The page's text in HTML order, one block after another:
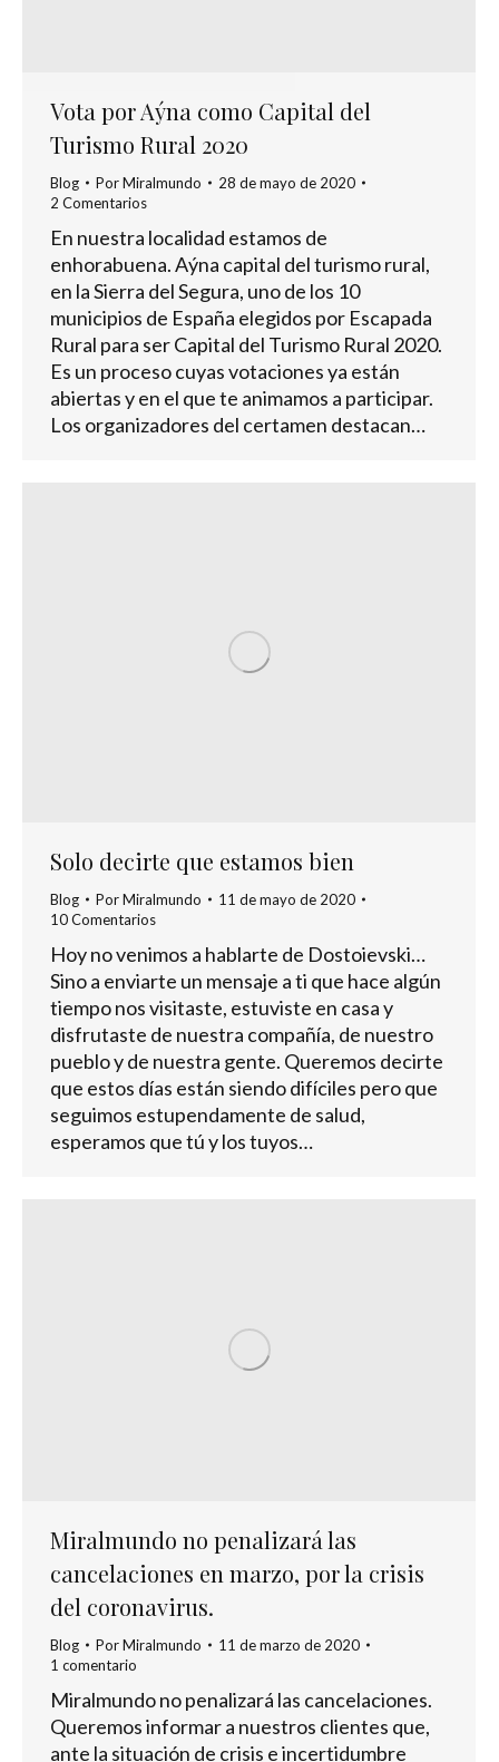
Vota por Aýna como Capital del
Turismo Rural 2020
Blog PorMiralmundo
28 de mayo de 2020
2 Comentarios
En nuestra localidad estamos de
enhorabuena. Aýna capital del turismo rural,
en la Sierra del Segura, uno de los 10
municipios de España elegidos por Escapada
Rural para ser Capital del Turismo Rural 2020.
Es un proceso cuyas votaciones ya están
abiertas y en el que te animamos a participar.
Los organizadores del certamen destacan…
Solo decirte que estamos bien
Blog PorMiralmundo
11 de mayo de 2020
10 Comentarios
Hoy no venimos a hablarte de Dostoievski…
Sino a enviarte un mensaje a ti que hace algún
tiempo nos visitaste, estuviste en casa y
disfrutaste de nuestra compañía, de nuestro
pueblo y de nuestra gente. Queremos decirte
que estos días están siendo difíciles pero que
seguimos estupendamente de salud,
esperamos que tú y los tuyos…
Miralmundo no penalizará las
cancelaciones en marzo, por la crisis
del coronavirus.
Blog PorMiralmundo
11 de marzo de 2020
1 comentario
Miralmundo no penalizará las cancelaciones.
Queremos informar a nuestros clientes que,
ante la situación de crisis e incertidumbre